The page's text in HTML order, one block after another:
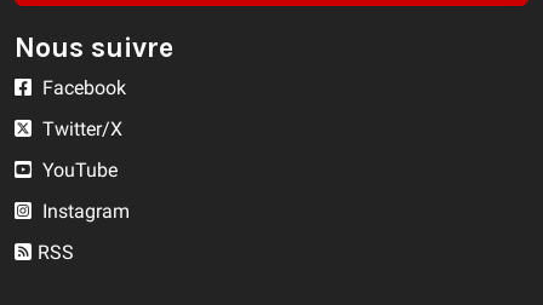
Nous suivre
Facebook
Twitter/X
YouTube
Instagram
RSS